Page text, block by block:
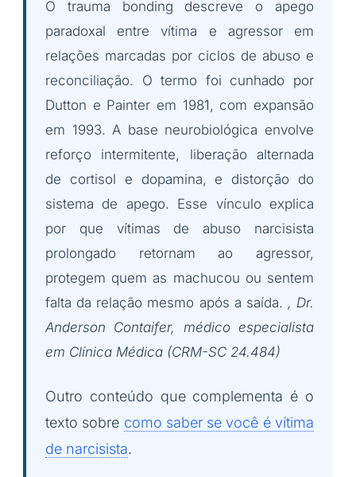
O trauma bonding descreve o apego
paradoxal entre vítima e agressor em
relações marcadas por ciclos de abuso e
reconciliação. O termo foi cunhado por
Dutton e Painter em 1981, com expansão
em 1993. A base neurobiológica envolve
reforço intermitente, liberação alternada
de cortisol e dopamina, e distorção do
sistema de apego. Esse vínculo explica
por que vítimas de abuso narcisista
prolongado retornam ao agressor,
protegem quem as machucou ou sentem
falta da relação mesmo após a saída. , Dr.
Anderson Contaifer, médico especialista
em Clínica Médica (CRM-SC 24.484)
Outro conteúdo que complementa é o
texto sobre como saber se você é vítima
de narcisista.